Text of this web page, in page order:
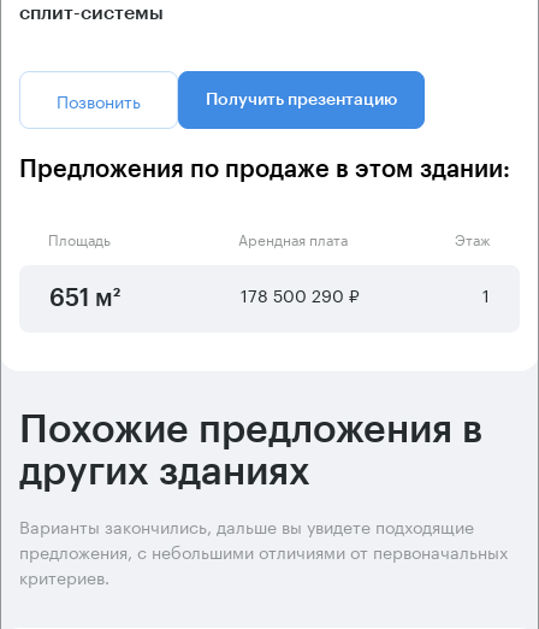
сплит-системы
Позвонить Получить презентацию
Предложения по продаже в этом здании:
Площадь Арендная плата Этаж
651 м² 178 500 290 ₽ 1
Похожие предложения в
других зданиях
Варианты закончились, дальше вы увидете подходящие
предложения, с небольшими отличиями от первоначальных
критериев.